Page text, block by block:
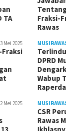
TA
Fraksi-
Rawas
3 Mei 2025
DPRD
Wabup
Raperda
2 Mei 2025
CSR
Rawas